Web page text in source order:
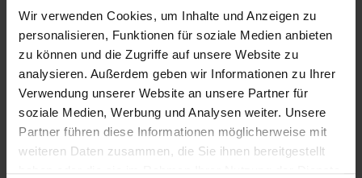
Wir verwenden Cookies, um Inhalte und Anzeigen zu
personalisieren, Funktionen für soziale Medien anbieten
zu können und die Zugriffe auf unsere Website zu
analysieren. Außerdem geben wir Informationen zu Ihrer
Verwendung unserer Website an unsere Partner für
soziale Medien, Werbung und Analysen weiter. Unsere
Partner führen diese Informationen möglicherweise mit
weiteren Daten zusammen, die Sie ihnen bereitgestellt
haben oder die sie im Rahmen Ihrer Nutzung der Dienste
Themenreisen
Aktivitäten auf Flusskreuzfahrten
Mehr über Themenreisen erfahren